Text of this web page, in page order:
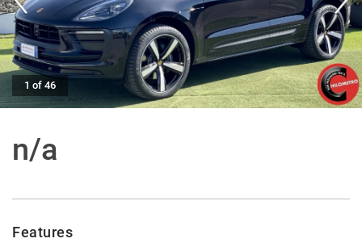
SELL YOUR CAR
AFTER SALES ASSISTANCE
1 of 46
n/a
Features
we
adopt
to
offer
the
functionalities
and
out
the
below.
obtain